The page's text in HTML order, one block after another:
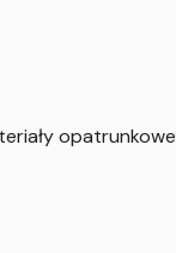
opatrunkowe